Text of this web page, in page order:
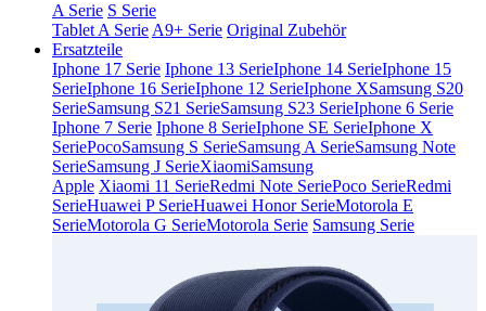
A Serie S Serie
Tablet A Serie A9+ Serie Original Zubehör
Ersatzteile
Iphone 17 Serie Iphone 13 SerieIphone 14 SerieIphone 15
SerieIphone 16 SerieIphone 12 SerieIphone XSamsung S20
SerieSamsung S21 SerieSamsung S23 SerieIphone 6 Serie
Iphone 7 Serie Iphone 8 SerieIphone SE SerieIphone X
SeriePocoSamsung S SerieSamsung A SerieSamsung Note
SerieSamsung J SerieXiaomiSamsung
Apple Xiaomi 11 SerieRedmi Note SeriePoco SerieRedmi
SerieHuawei P SerieHuawei Honor SerieMotorola E
SerieMotorola G SerieMotorola Serie Samsung Serie